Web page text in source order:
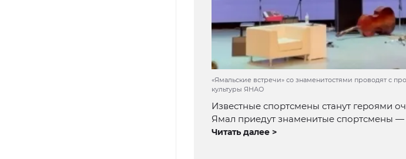
«Ямальские встречи» со знаменитостями проводят с
культуры ЯНАО
Известные спортсмены станут героями
Ямал приедут знаменитые спортсмены
Читать далее >